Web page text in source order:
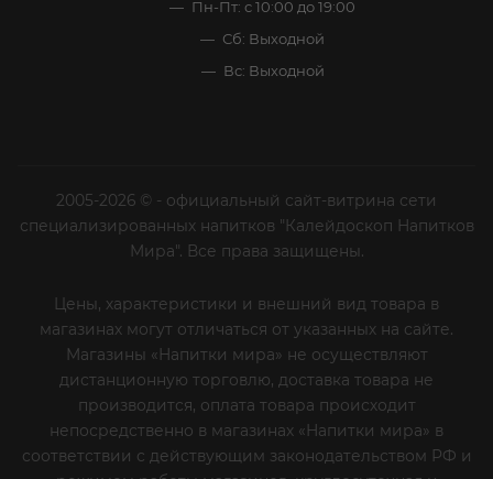
Пн-Пт: с 10:00 до 19:00
Сб: Выходной
Вс: Выходной
2005-2026 © - официальный сайт-витрина сети
специализированных напитков "Калейдоскоп Напитков
Мира". Все права защищены.
Цены, характеристики и внешний вид товара в
магазинах могут отличаться от указанных на сайте.
Магазины «Напитки мира» не осуществляют
дистанционную торговлю, доставка товара не
производится, оплата товара происходит
непосредственно в магазинах «Напитки мира» в
соответствии с действующим законодательством РФ и